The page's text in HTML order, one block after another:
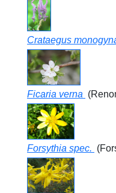
Crataegus
Ficaria verna
Forsythia spec.